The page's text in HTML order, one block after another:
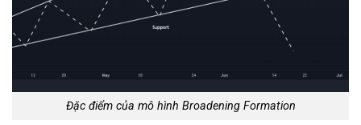
Đặc điểm của mô hình Broadening Formation